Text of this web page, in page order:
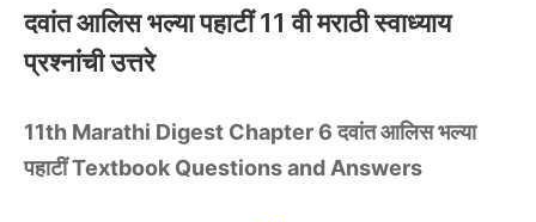
दवांत आलिस भल्या पहाटीं 11 वी मराठी स्वाध्याय
प्रश्नांची उत्तरे
11th Marathi Digest Chapter 6 दवांत आलिस भल्या
पहाटीं Textbook Questions and Answers